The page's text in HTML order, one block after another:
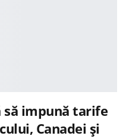
impună tarife
Canadei și